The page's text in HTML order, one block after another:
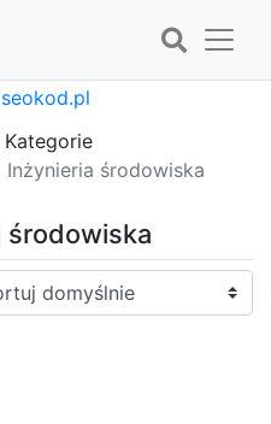
Kategorie
Inżynieria środowiska
środowiska